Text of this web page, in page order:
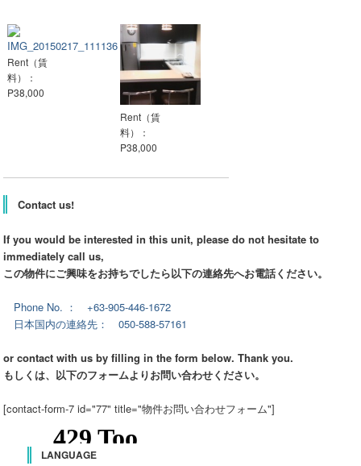
Rent（賃
料）：
P38,000
Rent（賃
料）：
P38,000
Contact us!
If you would be interested in this unit, please do not hesitate to
immediately call us,
この物件にご興味をお持ちでしたら以下の連絡先へお電話ください。
Phone No. ： +63-905-446-1672
日本国内の連絡先： 050-588-57161
or contact with us by filling in the form below. Thank you.
もしくは、以下のフォームよりお問い合わせください。
[contact-form-7 id="77" title="物件お問い合わせフォーム"]
LANGUAGE